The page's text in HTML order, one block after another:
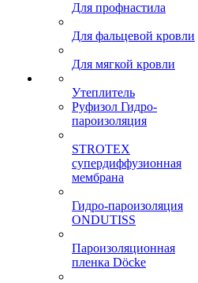
Для профнастила
Для фальцевой кровли
Для мягкой кровли
Утеплитель
Руфизол Гидро-
пароизоляция
STROTEX
супердиффузионная
мембрана
Гидро-пароизоляция
ONDUTISS
Пароизоляционная
пленка Döcke